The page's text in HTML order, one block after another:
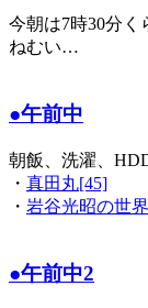
今朝は7時30分く
ねむい…
●午前中
朝飯、洗濯、
・ 真田丸[45]
・ 岩谷光昭の世
●午前中2